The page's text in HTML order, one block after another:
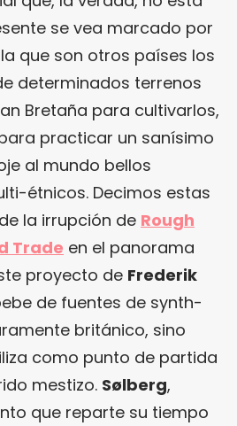
se vea marcado por
que son otros países los
determinados terrenos
Bretaña para cultivarlos,
practicar un sanísimo
al mundo bellos
étnicos. Decimos estas
la irrupción de Rough
Trade en el panorama
proyecto de Frederik
de fuentes de synth-
británico, sino
como punto de partida
mestizo. Sølberg,
que reparte su tiempo